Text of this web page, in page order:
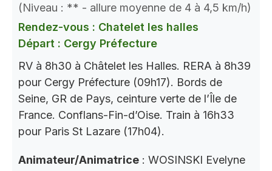
(Niveau : ** - allure moyenne de 4 à 4,5 km/h)
Rendez-vous : Chatelet les halles
Départ : Cergy Préfecture
RV à 8h30 à Châtelet les Halles. RERA à 8h39
pour Cergy Préfecture (09h17). Bords de
Seine, GR de Pays, ceinture verte de l’Île de
France. Conflans-Fin-d’Oise. Train à 16h33
pour Paris St Lazare (17h04).
Animateur/Animatrice : WOSINSKI Evelyne